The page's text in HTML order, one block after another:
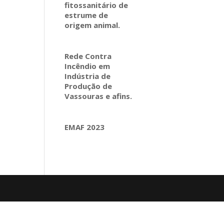
fitossanitário de
estrume de
origem animal.
Rede Contra
Incêndio em
Indústria de
Produção de
Vassouras e afins.
EMAF 2023